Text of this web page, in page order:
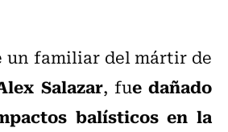
un familiar del mártir de
Salazar, fue dañado
balísticos en la